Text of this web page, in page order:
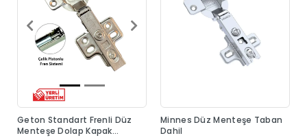
Geton Standart Frenli Düz
Menteşe Dolap Kapak
Minnes Düz Menteşe Taban
Dahil